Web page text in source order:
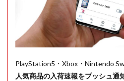
PlayStation5・Xbox・Nintendo
人気商品の入荷速報をプッシュ通